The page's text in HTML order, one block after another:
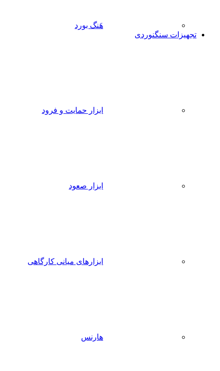
هَنگ بورد
تجهیزات سنگنوردی
ابزار حمایت و فرود
ابزار صعود
ابزارهای میانی کارگاهی
هارنس